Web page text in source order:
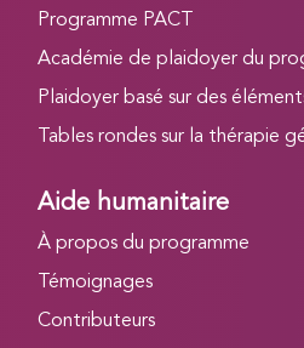
Programme PACT
Académie de plaidoyer du
Plaidoyer basé sur des
Tables rondes sur la thérapie
Aide humanitaire
À propos du programme
Témoignages
Contributeurs